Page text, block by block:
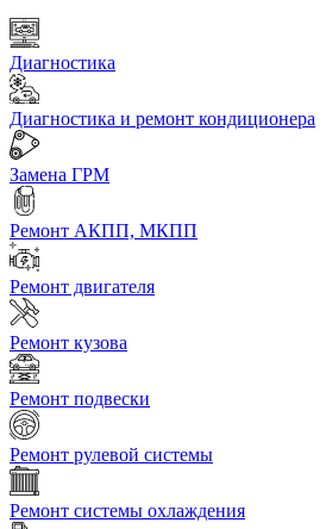
Диагностика
Диагностика и ремонт кондиционера
Замена ГРМ
Ремонт АКПП, МКПП
Ремонт двигателя
Ремонт кузова
Ремонт подвески
Ремонт рулевой системы
Ремонт системы охлаждения